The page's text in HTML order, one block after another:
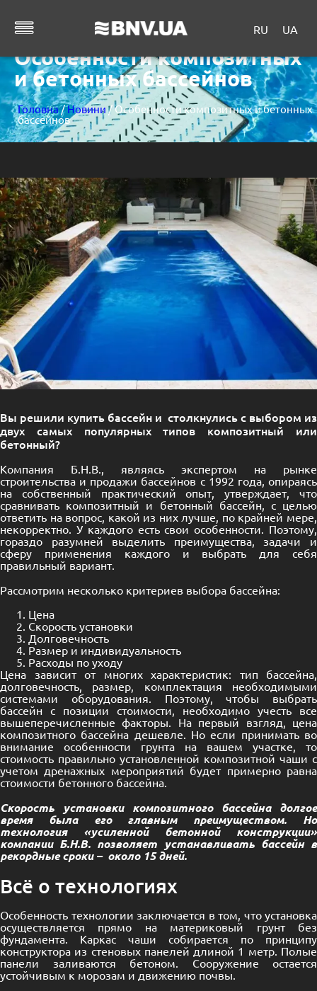
RU UA
Особенности композитных
и бетонных бассейнов
Головна/Новини / Особенности композитных и бетонных
бассейнов
Вы решили купить бассейн и столкнулись с выбором из
двух самых популярных типов композитный или
бетонный?
Компания Б.Н.В., являясь экспертом на рынке
строительства и продажи бассейнов с 1992 года, опираясь
на собственный практический опыт, утверждает, что
сравнивать композитный и бетонный бассейн, с целью
ответить на вопрос, какой из них лучше, по крайней мере,
некорректно. У каждого есть свои особенности. Поэтому,
гораздо разумней выделить преимущества, задачи и
сферу применения каждого и выбрать для себя
правильный вариант.
Рассмотрим несколько критериев выбора бассейна:
Цена
Скорость установки
Долговечность
Размер и индивидуальность
Расходы по уходу
Цена зависит от многих характеристик: тип бассейна,
долговечность, размер, комплектация необходимыми
системами оборудования. Поэтому, чтобы выбрать
бассейн с позиции стоимости, необходимо учесть все
вышеперечисленные факторы. На первый взгляд, цена
композитного бассейна дешевле. Но если принимать во
внимание особенности грунта на вашем участке, то
стоимость правильно установленной композитной чаши с
учетом дренажных мероприятий будет примерно равна
стоимости бетонного бассейна.
Скорость установки композитного бассейна долгое
время была его главным преимуществом. Но
технология «усиленной бетонной конструкции»
компании Б.Н.В. позволяет устанавливать бассейн в
рекордные сроки – около 15 дней.
Всё о технологиях
Особенность технологии заключается в том, что установка
осуществляется прямо на материковый грунт без
фундамента. Каркас чаши собирается по принципу
конструктора из стеновых панелей длиной 1 метр. Полые
панели заливаются бетоном. Сооружение остается
устойчивым к морозам и движению почвы.